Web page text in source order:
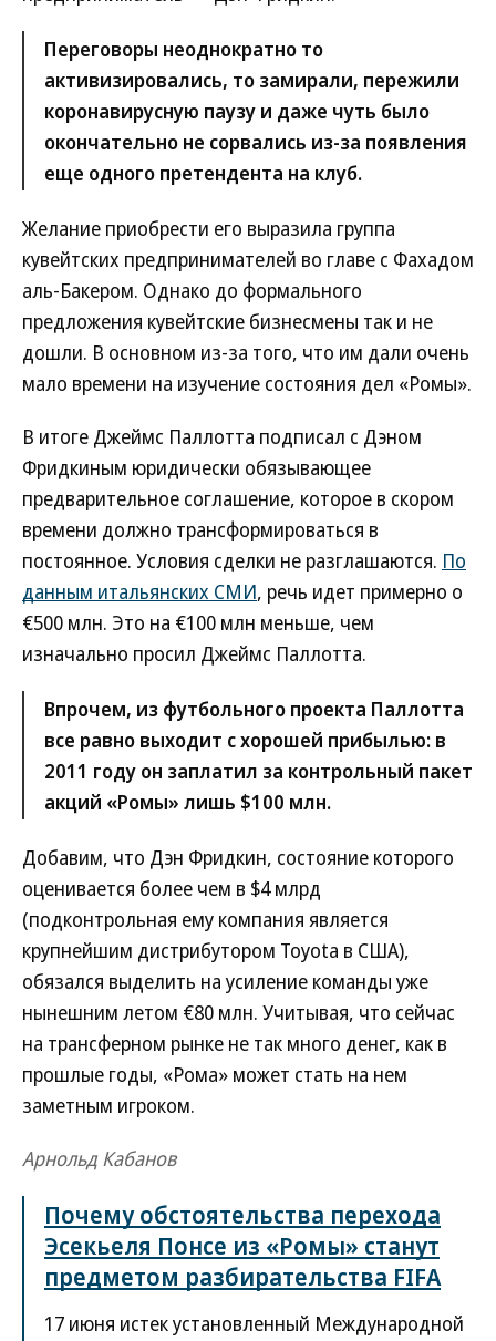
Переговоры неоднократно то
активизировались, то замирали, пережили
коронавирусную паузу и даже чуть было
окончательно не сорвались из-за появления
еще одного претендента на клуб.
Желание приобрести его выразила группа
кувейтских предпринимателей во главе с Фахадом
аль-Бакером. Однако до формального
предложения кувейтские бизнесмены так и не
дошли. В основном из-за того, что им дали очень
мало времени на изучение состояния дел «Ромы».
В итоге Джеймс Паллотта подписал с Дэном
Фридкиным юридически обязывающее
предварительное соглашение, которое в скором
времени должно трансформироваться в
постоянное. Условия сделки не разглашаются. По
данным итальянских СМИ, речь идет примерно о
€500 млн. Это на €100 млн меньше, чем
изначально просил Джеймс Паллотта.
Впрочем, из футбольного проекта Паллотта
все равно выходит с хорошей прибылью: в
2011 году он заплатил за контрольный пакет
акций «Ромы» лишь $100 млн.
Добавим, что Дэн Фридкин, состояние которого
оценивается более чем в $4 млрд
(подконтрольная ему компания является
крупнейшим дистрибутором Toyota в США),
обязался выделить на усиление команды уже
нынешним летом €80 млн. Учитывая, что сейчас
на трансферном рынке не так много денег, как в
прошлые годы, «Рома» может стать на нем
заметным игроком.
Арнольд Кабанов
Почему обстоятельства перехода
Эсекьеля Понсе из «Ромы» станут
предметом разбирательства FIFA
17 июня истек установленный Международной